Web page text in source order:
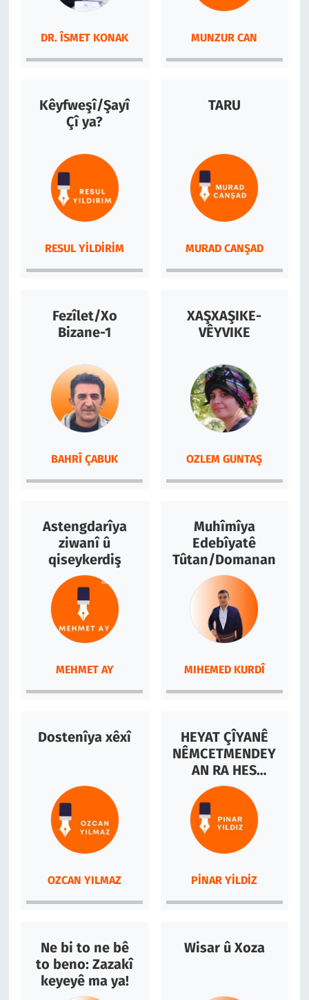
DR. ÎSMET KONAK MUNZUR CAN
Kêyfweşî/Şayî
Çî ya?
RESUL YILDIRIM
TARU
MURAD CANŞAD
Fezîlet/Xo
Bizane-1
BAHRÎ ÇABUK
XAŞXAŞIKE-
VÊYVIKE
OZLEM GUNTAŞ
Astengdarîya
ziwanî û
qiseykerdiş
MEHMET AY
Muhîmîya
Edebîyatê
Tûtan/Domanan
MIHEMED KURDÎ
Dostenîya xêxî
OZCAN YILMAZ
HEYAT ÇÎYANÊ
NÊMCETMENDEY
AN RA HES
NÊKENO
PINAR YILDIZ
Ne bi to ne bê
to beno: Zazakî
keyeyê ma ya!
Wisar û Xoza